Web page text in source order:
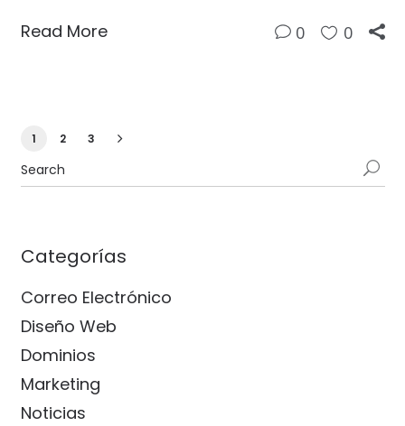
Read More 0 0
1 2 3
Categorías
Correo Electrónico
Diseño Web
Dominios
Marketing
Noticias